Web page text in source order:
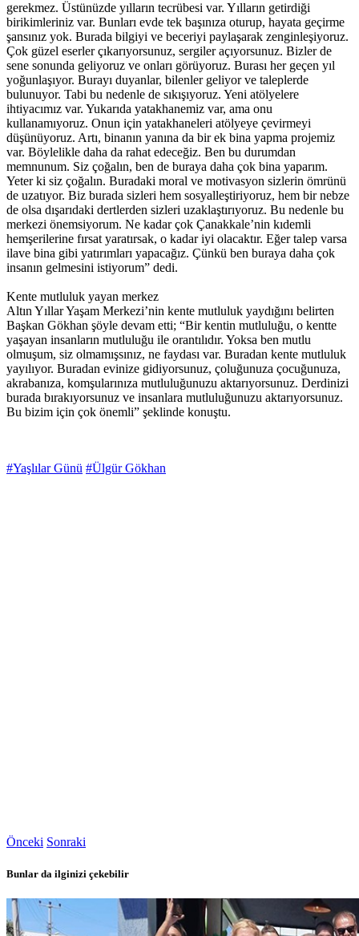
gerekmez. Üstünüzde yılların tecrübesi var. Yılların getirdiği
birikimleriniz var. Bunları evde tek başınıza oturup, hayata geçirme
şansınız yok. Burada bilgiyi ve beceriyi paylaşarak zenginleşiyoruz.
Çok güzel eserler çıkarıyorsunuz, sergiler açıyorsunuz. Bizler de
sene sonunda geliyoruz ve onları görüyoruz. Burası her geçen yıl
yoğunlaşıyor. Burayı duyanlar, bilenler geliyor ve taleplerde
bulunuyor. Tabi bu nedenle de sıkışıyoruz. Yeni atölyelere
ihtiyacımız var. Yukarıda yatakhanemiz var, ama onu
kullanamıyoruz. Onun için yatakhaneleri atölyeye çevirmeyi
düşünüyoruz. Artı, binanın yanına da bir ek bina yapma projemiz
var. Böylelikle daha da rahat edeceğiz. Ben bu durumdan
memnunum. Siz çoğalın, ben de buraya daha çok bina yaparım.
Yeter ki siz çoğalın. Buradaki moral ve motivasyon sizlerin ömrünü
de uzatıyor. Biz burada sizleri hem sosyalleştiriyoruz, hem bir nebze
de olsa dışarıdaki dertlerden sizleri uzaklaştırıyoruz. Bu nedenle bu
merkezi önemsiyorum. Ne kadar çok Çanakkale’nin kıdemli
hemşerilerine fırsat yaratırsak, o kadar iyi olacaktır. Eğer talep varsa
ilave bina gibi yatırımları yapacağız. Çünkü ben buraya daha çok
insanın gelmesini istiyorum” dedi.
Kente mutluluk yayan merkez
Altın Yıllar Yaşam Merkezi’nin kente mutluluk yaydığını belirten
Başkan Gökhan şöyle devam etti; “Bir kentin mutluluğu, o kentte
yaşayan insanların mutluluğu ile orantılıdır. Yoksa ben mutlu
olmuşum, siz olmamışsınız, ne faydası var. Buradan kente mutluluk
yayılıyor. Buradan evinize gidiyorsunuz, çoluğunuza çocuğunuza,
akrabanıza, komşularınıza mutluluğunuzu aktarıyorsunuz. Derdinizi
burada bırakıyorsunuz ve insanlara mutluluğunuzu aktarıyorsunuz.
Bu bizim için çok önemli” şeklinde konuştu.
#Yaşlılar Günü #Ülgür Gökhan
Önceki Sonraki
Bunlar da ilginizi çekebilir